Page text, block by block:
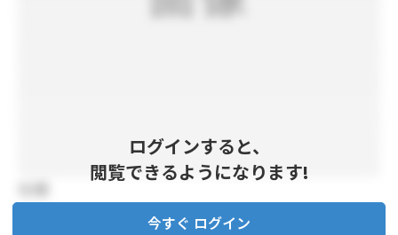
ログインすると、
閲覧できるようになります!
今すぐ ログイン
内容量